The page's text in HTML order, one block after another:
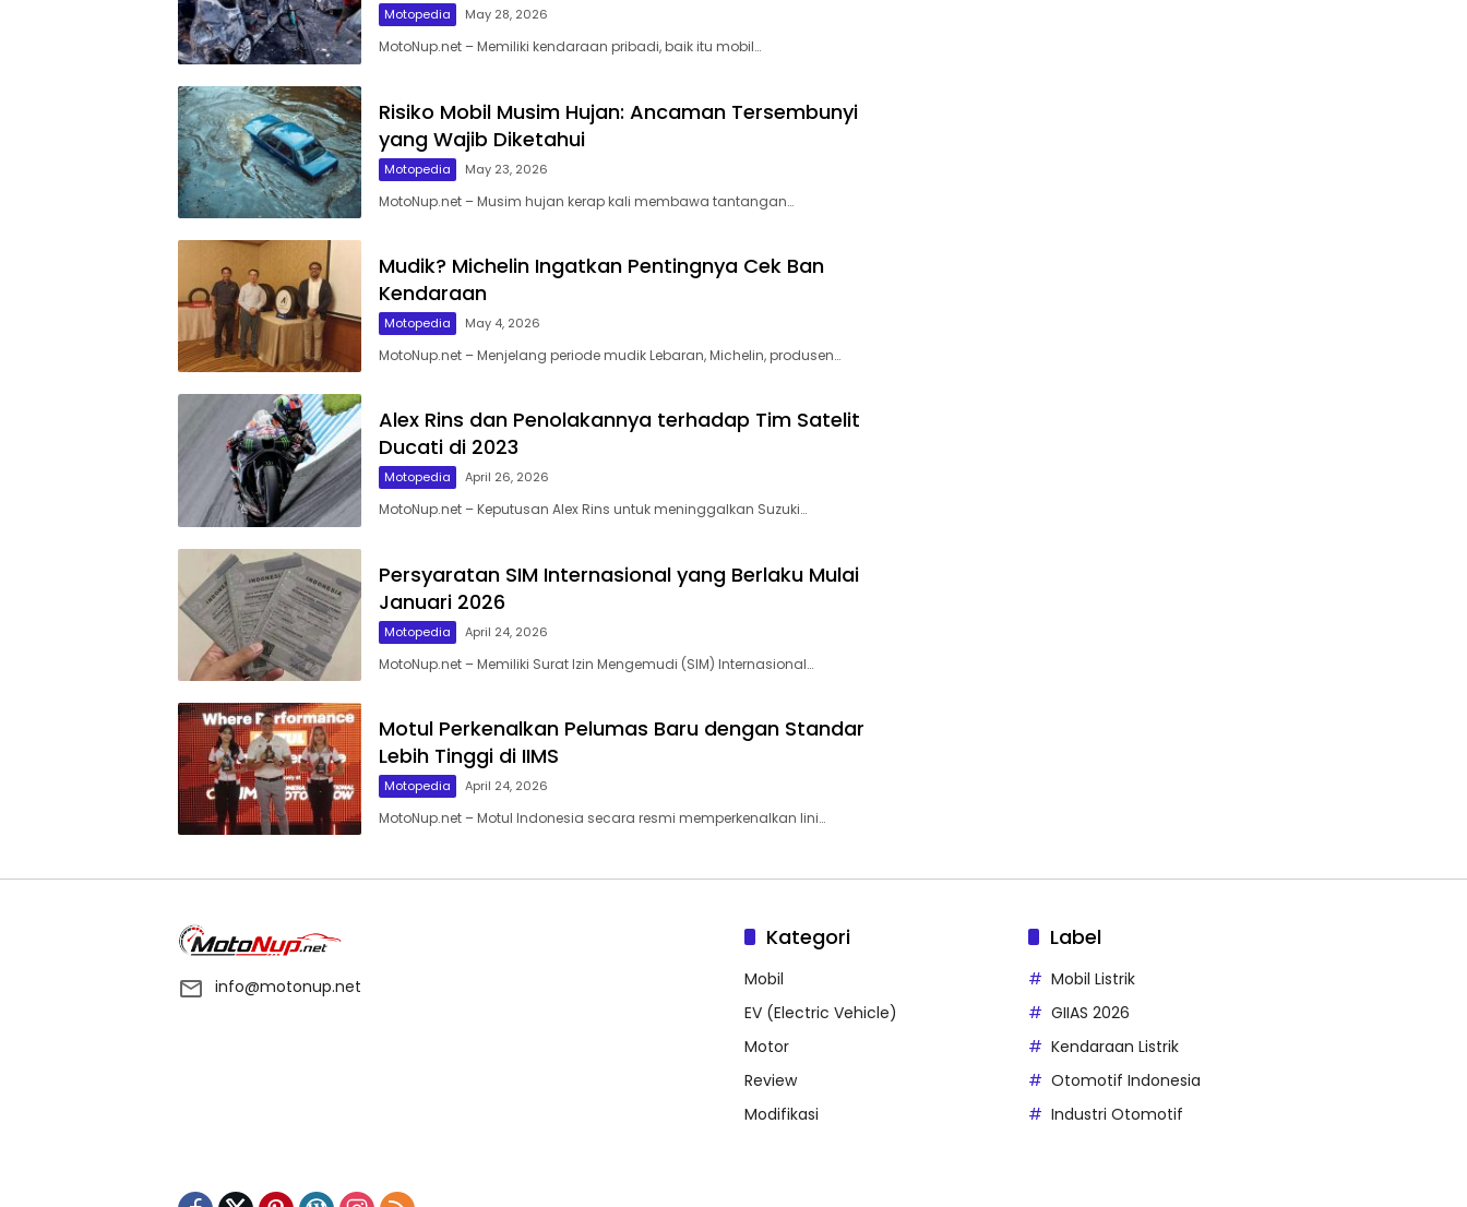
Motopedia May 28, 2026
MotoNup.net – Memiliki kendaraan pribadi, baik itu mobil…
Risiko Mobil Musim Hujan: Ancaman Tersembunyi
yang Wajib Diketahui
Motopedia May 23, 2026
MotoNup.net – Musim hujan kerap kali membawa tantangan…
Mudik? Michelin Ingatkan Pentingnya Cek Ban
Kendaraan
Motopedia May 4, 2026
MotoNup.net – Menjelang periode mudik Lebaran, Michelin, produsen…
Alex Rins dan Penolakannya terhadap Tim Satelit
Ducati di 2023
Motopedia April 26, 2026
MotoNup.net – Keputusan Alex Rins untuk meninggalkan Suzuki…
Persyaratan SIM Internasional yang Berlaku Mulai
Januari 2026
Motopedia April 24, 2026
MotoNup.net – Memiliki Surat Izin Mengemudi (SIM) Internasional…
Motul Perkenalkan Pelumas Baru dengan Standar
Lebih Tinggi di IIMS
Motopedia April 24, 2026
MotoNup.net – Motul Indonesia secara resmi memperkenalkan lini…
info@motonup.net
Kategori
Mobil
EV (Electric Vehicle)
Motor
Review
Modifikasi
Label
Mobil Listrik
GIIAS 2026
Kendaraan Listrik
Otomotif Indonesia
Industri Otomotif